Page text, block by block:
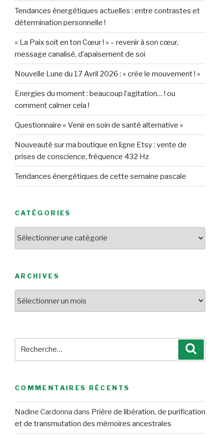
Tendances énergétiques actuelles : entre contrastes et
détermination personnelle !
« La Paix soit en ton Cœur ! » – revenir à son cœur,
message canalisé, d’apaisement de soi
Nouvelle Lune du 17 Avril 2026 : « crée le mouvement ! »
Energies du moment : beaucoup l’agitation… ! ou
comment calmer cela !
Questionnaire « Venir en soin de santé alternative »
Nouveauté sur ma boutique en ligne Etsy : vente de
prises de conscience, fréquence 432 Hz
Tendances énergétiques de cette semaine pascale
CATÉGORIES
ARCHIVES
COMMENTAIRES RÉCENTS
Nadine Cardonna dans Prière de libération, de purification
et de transmutation des mémoires ancestrales